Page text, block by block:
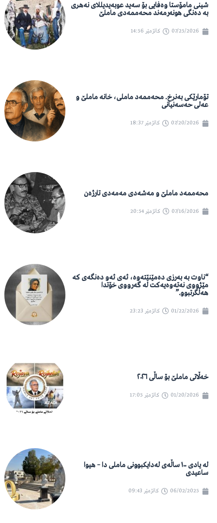
شینی مامۆستا وەفایی بۆ سەید عوبەیدیللای نەهری
بە دەنگی هونەرمەند محەممەدی ماملێ
07/25/2026 کاتژمێر 14:56
تۆمارێکی بەنرخ. محەممەد ماملی، خانە ماملێ و
عەلی حەسەنیانی
07/20/2026 کاتژمێر 18:37
محەممەد ماملێ و مەشەدی مەمەدی تارژەن
07/16/2026 کاتژمێر 20:54
“ناوت بە بەرزی دەمێنێتەوە، ئەی ئەو دەنگەی کە
مێژووی نەتەوەیەکت لە گەرووی خۆتدا
هەڵگرتبوو.”
01/22/2026 کاتژمێر 23:23
خەڵاتی ماملێ بۆ ساڵی ٢٠٢٦
01/20/2026 کاتژمێر 17:05
لە یادی ١٠٠ ساڵەی لەدایکبوونی ماملی دا – هیوا
ساعیدی
06/02/2025 کاتژمێر 09:43